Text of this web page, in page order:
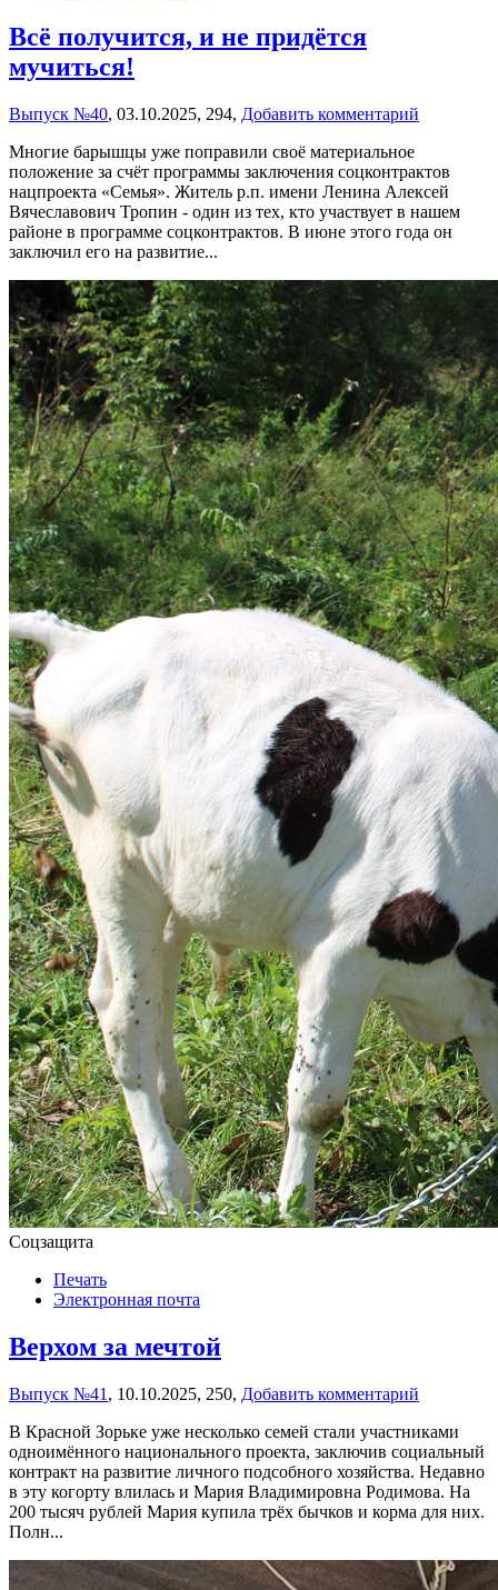
Всё получится, и не придётся
мучиться!
Выпуск №40, 03.10.2025, 294, Добавить комментарий
Многие барышцы уже поправили своё материальное
положение за счёт программы заключения соцконтрактов
нацпроекта «Семья». Житель р.п. имени Ленина Алексей
Вячеславович Тропин - один из тех, кто участвует в нашем
районе в программе соцконтрактов. В июне этого года он
заключил его на развитие...
Соцзащита
Печать
Электронная почта
Верхом за мечтой
Выпуск №41 , 10.10.2025, 250, Добавить комментарий
В Красной Зорьке уже несколько семей стали участниками
одноимённого национального проекта, заключив социальный
контракт на развитие личного подсобного хозяйства. Недавно
в эту когорту влилась и Мария Владимировна Родимова. На
200 тысяч рублей Мария купила трёх бычков и корма для них.
Полн...